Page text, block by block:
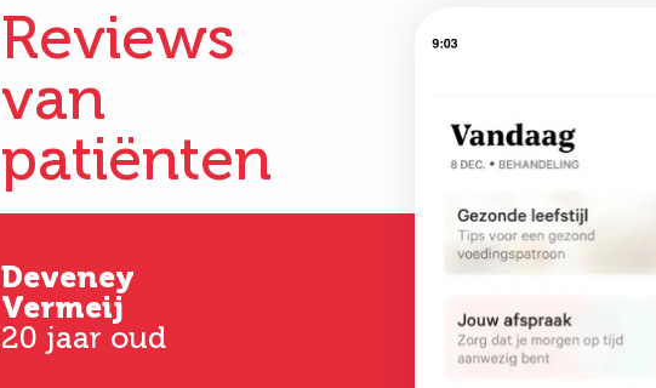
Reviews
van
patiënten
Deveney
Vermeij
20 jaar oud
Hoever-Houkes
Kim
33 jaar oud
Vanaf het eerste